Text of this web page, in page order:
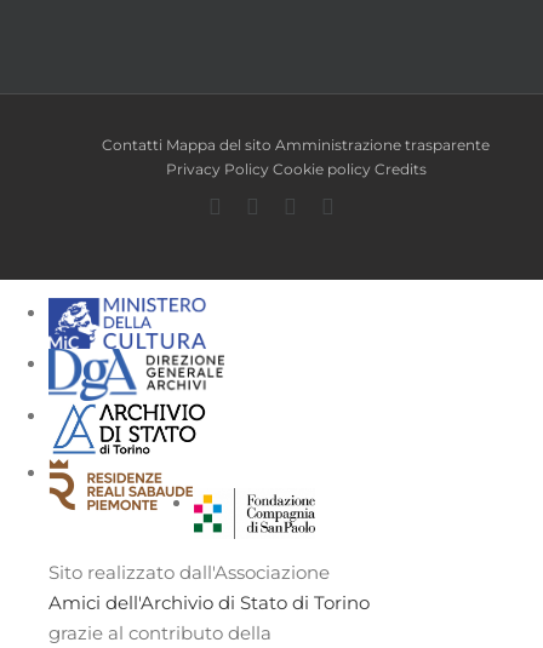
Contatti Mappa del sito Amministrazione trasparente
Privacy Policy Cookie policy Credits
Facebook
TwitterYouTube
Sito realizzato dall'Associazione
Amici dell'Archivio di Stato di Torino
grazie al contributo della